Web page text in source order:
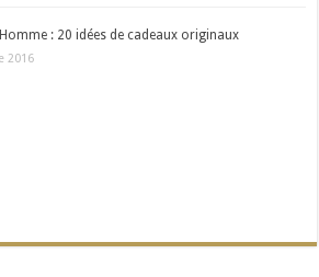
: 20 idées de cadeaux originaux
2016